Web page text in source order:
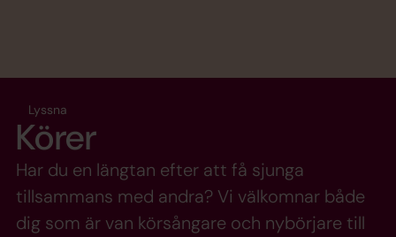
Lyssna
Körer
Har du en längtan efter att få sjunga
tillsammans med andra? Vi välkomnar både
dig som är van körsångare och nybörjare till